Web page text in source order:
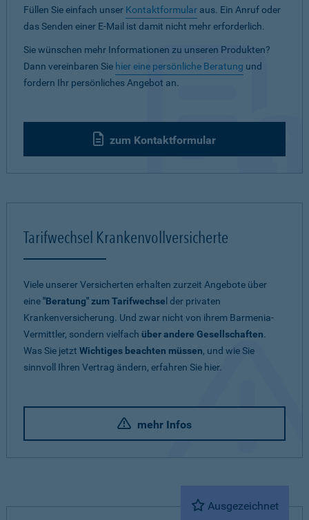
Füllen Sie einfach unser Kontaktformular aus. Ein Anruf oder
das Senden einer E-Mail ist damit nicht mehr erforderlich.
Sie wünschen mehr Informationen zu unseren Produkten?
Dann vereinbaren Sie hier eine persönliche Beratung und
fordern Ihr persönliches Angebot an.
zum Kontaktformular
Tarifwechsel Krankenvollversicherte
Viele unserer Versicherten erhalten zurzeit Angebote über
eine"Beratung" zum Tarifwechse l der privaten
Krankenversicherung. Und zwar nicht von ihrem Barmenia-
Vermittler, sondern vielfach über andere Gesellschaften.
Was Sie jetzt Wichtiges beachten müssen, und wie Sie
sinnvoll Ihren Vertrag ändern, erfahren Sie hier.
mehr Infos
Ausgezeichnet